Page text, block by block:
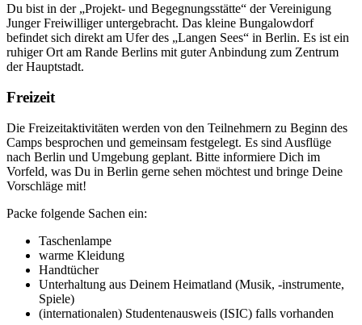
Du bist in der „Projekt- und Begegnungsstätte“ der Vereinigung
Junger Freiwilliger untergebracht. Das kleine Bungalowdorf
befindet sich direkt am Ufer des „Langen Sees“ in Berlin. Es ist ein
ruhiger Ort am Rande Berlins mit guter Anbindung zum Zentrum
der Hauptstadt.
Freizeit
Die Freizeitaktivitäten werden von den Teilnehmern zu Beginn des
Camps besprochen und gemeinsam festgelegt. Es sind Ausflüge
nach Berlin und Umgebung geplant. Bitte informiere Dich im
Vorfeld, was Du in Berlin gerne sehen möchtest und bringe Deine
Vorschläge mit!
Packe folgende Sachen ein:
Taschenlampe
warme Kleidung
Handtücher
Unterhaltung aus Deinem Heimatland (Musik, -instrumente,
Spiele)
(internationalen) Studentenausweis (ISIC) falls vorhanden